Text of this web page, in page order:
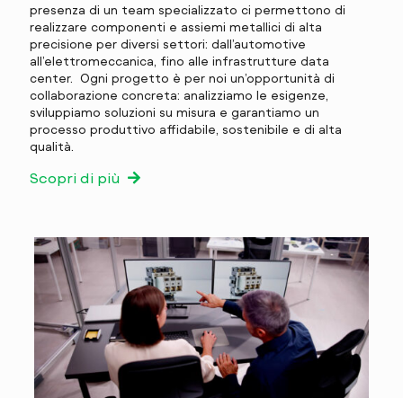
presenza di un team specializzato ci permettono di
realizzare componenti e assiemi metallici di alta
precisione per diversi settori: dall’automotive
all’elettromeccanica, fino alle infrastrutture data
center. Ogni progetto è per noi un’opportunità di
collaborazione concreta: analizziamo le esigenze,
sviluppiamo soluzioni su misura e garantiamo un
processo produttivo affidabile, sostenibile e di alta
qualità.
Scopri di più